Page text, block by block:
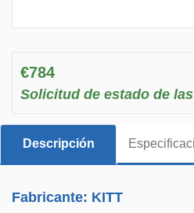
€784
Solicitud de estado de
Descripción
Fabricante: KITT